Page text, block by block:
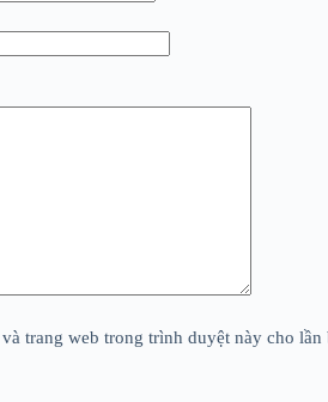
trang web trong trình duyệt này cho